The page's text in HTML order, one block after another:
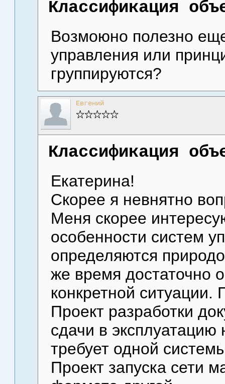
Классификация
Возмоюно полезно
управления или
группируются?
Евгений
Классификация
Екатерина!
Скорее я невнятно
Меня скорее
особенности систем
определяются
же время достаточно
конкретной
Проект разработки
сдачи в эксплуатацию
требует одной
Проект запуска сети